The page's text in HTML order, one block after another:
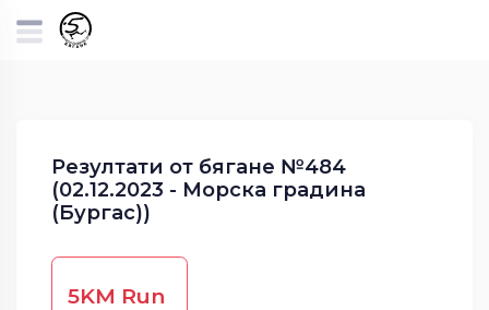
Резултати от бягане №484
(02.12.2023 - Морска градина
(Бургас))
5KM Run